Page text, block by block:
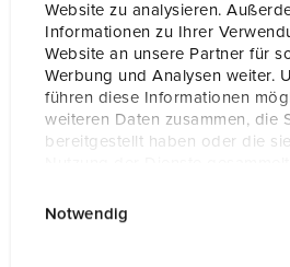
Website zu analysieren.
Informationen zu Ihrer
Website an unsere Partner für
Werbung und Analysen weiter.
führen diese Informationen
weiteren Daten zusammen, die
bereitgestellt haben oder die
Notwendig
Les systèmes de charge
réseau existant des entreprises par
point. Un dispositif central, tel
Professional+, une borne murale
une station AMEDIO® Professional,
maître pour l’ensemble des points
puissance totale requise peut